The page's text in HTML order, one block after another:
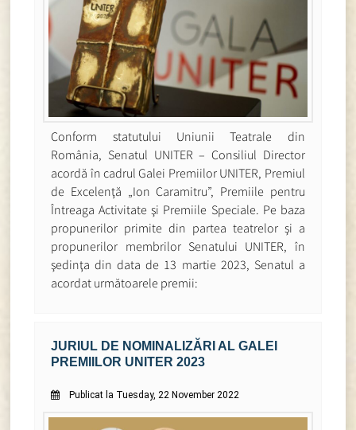
Conform statutului Uniunii Teatrale din
România, Senatul UNITER – Consiliul Director
acordă în cadrul Galei Premiilor UNITER, Premiul
de Excelenţă „Ion Caramitru”, Premiile pentru
Întreaga Activitate şi Premiile Speciale. Pe baza
propunerilor primite din partea teatrelor şi a
propunerilor membrilor Senatului UNITER, în
şedinţa din data de 13 martie 2023, Senatul a
acordat următoarele premii:
JURIUL DE NOMINALIZĂRI AL GALEI
PREMIILOR UNITER 2023
Publicat la Tuesday, 22 November 2022